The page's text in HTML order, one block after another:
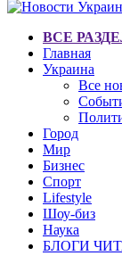
ВСЕ
Главная
Украина
Все
Город
Мир
Бизнес
Спорт
Lifestyle
Шоу-биз
Наука
БЛОГИ